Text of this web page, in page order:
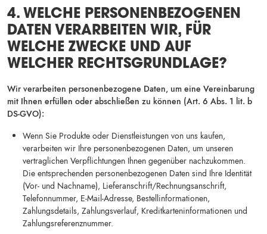
4. WELCHE PERSONENBEZOGENEN
DATEN VERARBEITEN WIR, FÜR
WELCHE ZWECKE UND AUF
WELCHER RECHTSGRUNDLAGE?
Wir verarbeiten personenbezogene Daten, um eine Vereinbarung
mit Ihnen erfüllen oder abschließen zu können (Art. 6 Abs. 1 lit. b
DS-GVO):
Wenn Sie Produkte oder Dienstleistungen von uns kaufen,
verarbeiten wir Ihre personenbezogenen Daten, um unseren
vertraglichen Verpflichtungen Ihnen gegenüber nachzukommen.
Die entsprechenden personenbezogenen Daten sind Ihre Identität
(Vor- und Nachname), Lieferanschrift/Rechnungsanschrift,
Telefonnummer, E-Mail-Adresse, Bestellinformationen,
Zahlungsdetails, Zahlungsverlauf, Kreditkarteninformationen und
Zahlungsreferenznummer.